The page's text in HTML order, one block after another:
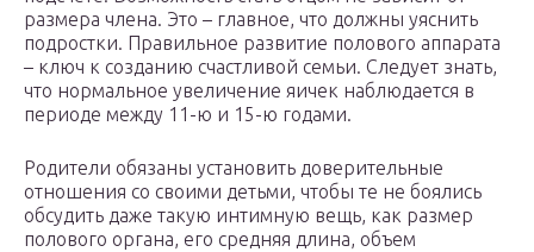
размера члена. Это – главное, что должны уяснить
подростки. Правильное развитие полового аппарата
– ключ к созданию счастливой семьи. Следует знать,
что нормальное увеличение яичек наблюдается в
периоде между 11-ю и 15-ю годами.
Родители обязаны установить доверительные
отношения со своими детьми, чтобы те не боялись
обсудить даже такую интимную вещь, как размер
полового органа, его средняя длина, объем